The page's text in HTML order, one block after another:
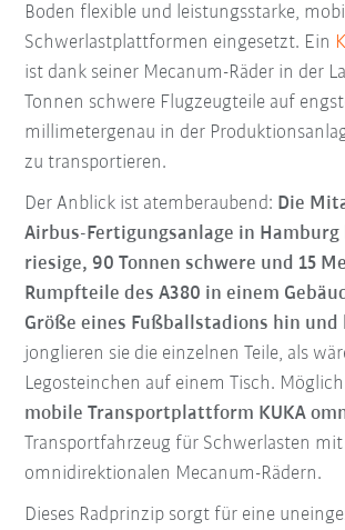
Boden flexible und leistungsstarke,
Schwerlastplattformen eingesetzt. Ein
ist dank seiner Mecanum-Räder in der
Tonnen schwere Flugzeugteile auf
millimetergenau in der
zu transportieren.
Der Anblick ist atemberaubend: Die
Airbus-Fertigungsanlage in Hamburg
riesige, 90 Tonnen schwere und 15
Rumpfteile des A380 in einem
Größe eines Fußballstadions hin und
jonglieren sie die einzelnen Teile, als
Legosteinchen auf einem Tisch.
mobile Transportplattform KUKA
Transportfahrzeug für Schwerlasten mit
omnidirektionalen Mecanum-Rädern.
Dieses Radprinzip sorgt für eine